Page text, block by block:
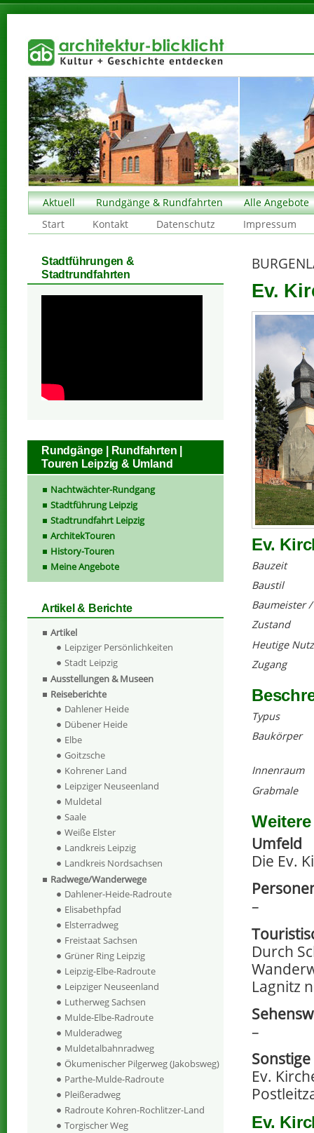
Aktuell Rundgänge & Rundfahrten
Alle Angebote
Start
Kontakt Datenschutz Impressum
Ev.
Ev.
Bauzeit
Baustil
Baumeister
Zustand
Heutige
Zugang
Typus
Baukörper
Innenraum
Grabmale
Umfeld
Die Ev.
–
Durch
Lagnitz
–
Ev.
Ev.
Stadtführungen &
Stadtrundfahrten
Rundgänge | Rundfahrten |
Touren Leipzig & Umland
Nachtwächter-Rundgang
Stadtführung Leipzig
Stadtrundfahrt Leipzig
ArchitekTouren
History-Touren
Meine Angebote
Artikel & Berichte
Artikel
Leipziger Persönlichkeiten
Stadt Leipzig
Ausstellungen & Museen
Reiseberichte
Dahlener Heide
Dübener Heide
Elbe
Goitzsche
Kohrener Land
Leipziger Neuseenland
Muldetal
Saale
Weiße Elster
Landkreis Leipzig
Landkreis Nordsachsen
Radwege/Wanderwege
Dahlener-Heide-Radroute
Elisabethpfad
Elsterradweg
Freistaat Sachsen
Grüner Ring Leipzig
Leipzig-Elbe-Radroute
Leipziger Neuseenland
Lutherweg Sachsen
Mulde-Elbe-Radroute
Mulderadweg
Muldetalbahnradweg
Ökumenischer Pilgerweg (Jakobsweg)
Parthe-Mulde-Radroute
Pleißeradweg
Radroute Kohren-Rochlitzer-Land
Torgischer Weg